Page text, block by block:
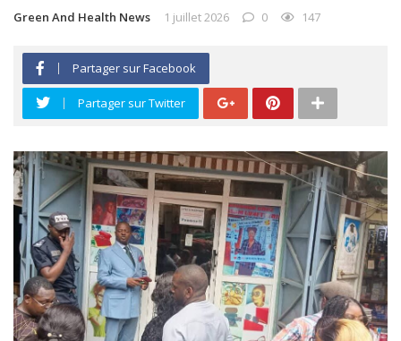
Green And Health News 1 juillet 2026 0 147
Partager sur Facebook
Partager sur Twitter